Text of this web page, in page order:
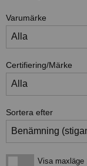
Varumärke
Certifiering/Märke
Sortera efter
Visa maxläge 1 vara/rad
Visa maxläge